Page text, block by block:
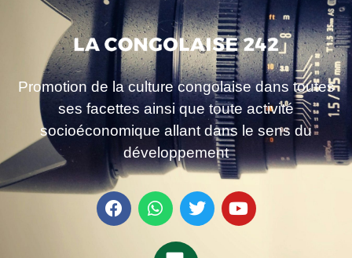
Promotion de la culture congolaise dans toutes
ses facettes ainsi que toute activité
socioéconomique allant dans le sens du
développement